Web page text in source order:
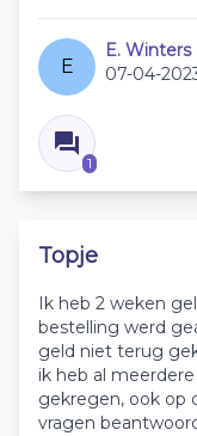
E
E. Winters
07-04-
1
Topje
Ik heb 2 weken
bestelling werd
geld niet terug
ik heb al
gekregen, ook op
vragen